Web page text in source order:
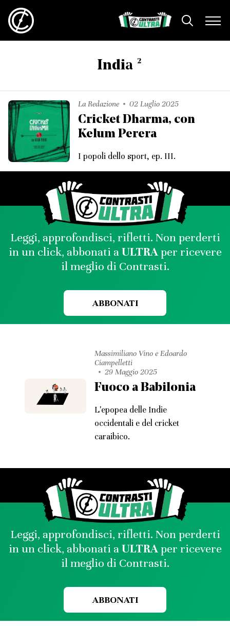
India 2
La Redazione 02 Luglio 2025
Cricket Dharma, con
Kelum Perera
I popoli dello sport, ep. III.
Leggi, approfondisci, rifletti. Non perderti
in un click, abbonati aULTRAper ricevere
il meglio di Contrasti.
ABBONATI
Massimiliano Vino e Edoardo
Ciampelletti
29 Maggio 2025
Fuoco a Babilonia
L'epopea delle Indie
occidentali e del cricket
caraibico.
Leggi, approfondisci, rifletti. Non perderti
in un click, abbonati aULTRAper ricevere
il meglio di Contrasti.
ABBONATI